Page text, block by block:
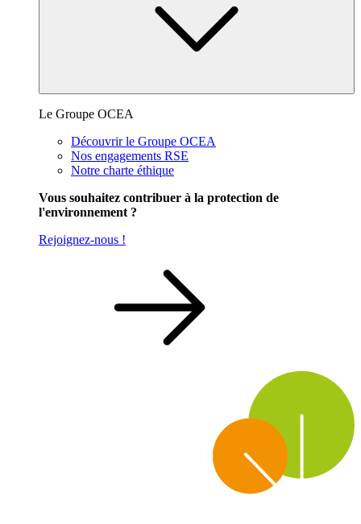
Le Groupe OCEA
Découvrir le Groupe OCEA
Nos engagements RSE
Notre charte éthique
Vous souhaitez contribuer à la protection de
l'environnement ?
Rejoignez-nous !